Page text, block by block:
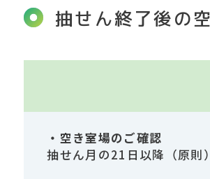
抽せん終了後の
・空き室場のご確認
抽せん月の21日以降（原則